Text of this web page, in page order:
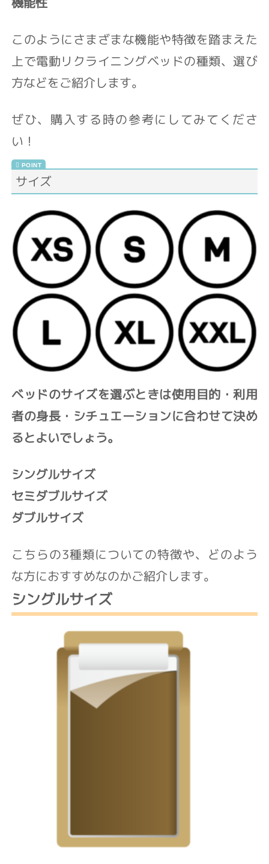
このようにさまざまな機能や特徴を踏まえた
上で電動リクライニングベッドの種類、選び
方などをご紹介します。
ぜひ、購入する時の参考にしてみてくださ
い！
サイズ
ベッドのサイズを選ぶときは使用目的・利用
者の身長・シチュエーションに合わせて決め
るとよいでしょう。
シングルサイズ
セミダブルサイズ
ダブルサイズ
こちらの3種類についての特徴や、どのよう
な方におすすめなのかご紹介します。
シングルサイズ